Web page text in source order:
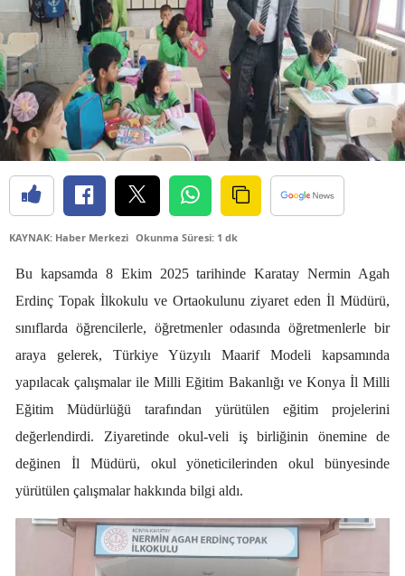
Bolu
Burdur
Bursa
Çanakkale
Çankırı
Çorum
Diyarbakır
Edirne
Erzincan
Erzurum
Eskişehir
Giresun
Gümüşhane
KAYNAK: Haber Merkezi Okunma Süresi: 1 dk
Bu kapsamda 8 Ekim 2025 tarihinde Karatay Nermin Agah
Erdinç Topak İlkokulu ve Ortaokulunu ziyaret eden İl Müdürü,
sınıflarda öğrencilerle, öğretmenler odasında öğretmenlerle bir
araya gelerek, Türkiye Yüzyılı Maarif Modeli kapsamında
yapılacak çalışmalar ile Milli Eğitim Bakanlığı ve Konya İl Milli
Eğitim Müdürlüğü tarafından yürütülen eğitim projelerini
değerlendirdi. Ziyaretinde okul-veli iş birliğinin önemine de
değinen İl Müdürü, okul yöneticilerinden okul bünyesinde
yürütülen çalışmalar hakkında bilgi aldı.